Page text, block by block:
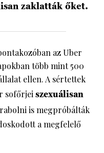
zaklatták őket.
az Uber
több mint 500
ellen. A sértettek
sofőrjeiszexuálisan
is megpróbálták
a megfelelő